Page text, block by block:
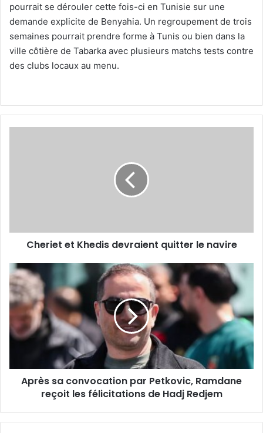
pourrait se dérouler cette fois-ci en Tunisie sur une
demande explicite de Benyahia. Un regroupement de trois
semaines pourrait prendre forme à Tunis ou bien dans la
ville côtière de Tabarka avec plusieurs matchs tests contre
des clubs locaux au menu.
Cheriet et Khedis devraient quitter le navire
Après
sa
convocation
par
Petkovic,
Ramdane
reçoit
félicitations
Après sa convocation par Petkovic, Ramdane
reçoit les félicitations de Hadj Redjem